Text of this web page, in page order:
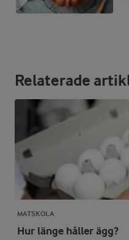
Relaterade
MATSKOLA
Hur länge håller ägg?